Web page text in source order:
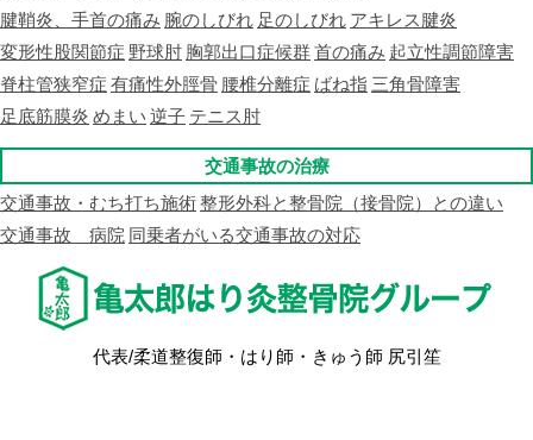
腱鞘炎、手首の痛み 腕のしびれ 足のしびれ アキレス腱炎
変形性股関節症 野球肘 胸郭出口症候群首の痛み 起立性調節障害
脊柱管狭窄症 有痛性外脛骨 腰椎分離症 ばね指 三角骨障害
足底筋膜炎 めまい 逆子 テニス肘
交通事故の治療
交通事故・むち打ち施術整形外科と整骨院（接骨院）との違い
交通事故 病院 同乗者がいる交通事故の対応
代表/柔道整復師・はり師・きゅう師 尻引笙